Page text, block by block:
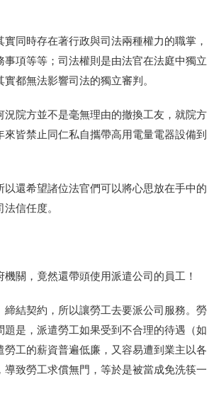
同時存在著行政與司法兩種權力的職掌，
項等等；司法權則是由法官在法庭中獨立
都無法影響司法的獨立審判。
院方並不是毫無理由的撤換工友，就院方
皆禁止同仁私自攜帶高用電量電器設備到
還希望諸位法官們可以將心思放在手中的
信任度。
關，竟然還帶頭使用派遣公司的員工！
結契約，所以讓勞工去要派公司服務。勞
是，派遣勞工如果受到不合理的待遇（如
工的薪資普遍低廉，又容易遭到業主以各
致勞工求償無門，等於是被當成免洗筷一